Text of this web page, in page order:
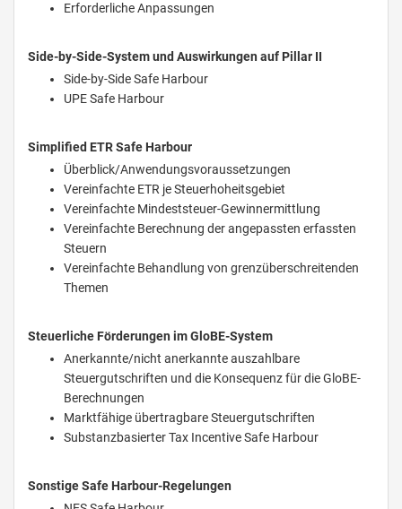
Erforderliche Anpassungen
Side-by-Side-System und Auswirkungen auf Pillar II
Side-by-Side Safe Harbour
UPE Safe Harbour
Simplified ETR Safe Harbour
Überblick/Anwendungsvoraussetzungen
Vereinfachte ETR je Steuerhoheitsgebiet
Vereinfachte Mindeststeuer-Gewinnermittlung
Vereinfachte Berechnung der angepassten erfassten
Steuern
Vereinfachte Behandlung von grenzüberschreitenden
Themen
Steuerliche Förderungen im GloBE-System
Anerkannte/nicht anerkannte auszahlbare
Steuergutschriften und die Konsequenz für die GloBE-
Berechnungen
Marktfähige übertragbare Steuergutschriften
Substanzbasierter Tax Incentive Safe Harbour
Sonstige Safe Harbour-Regelungen